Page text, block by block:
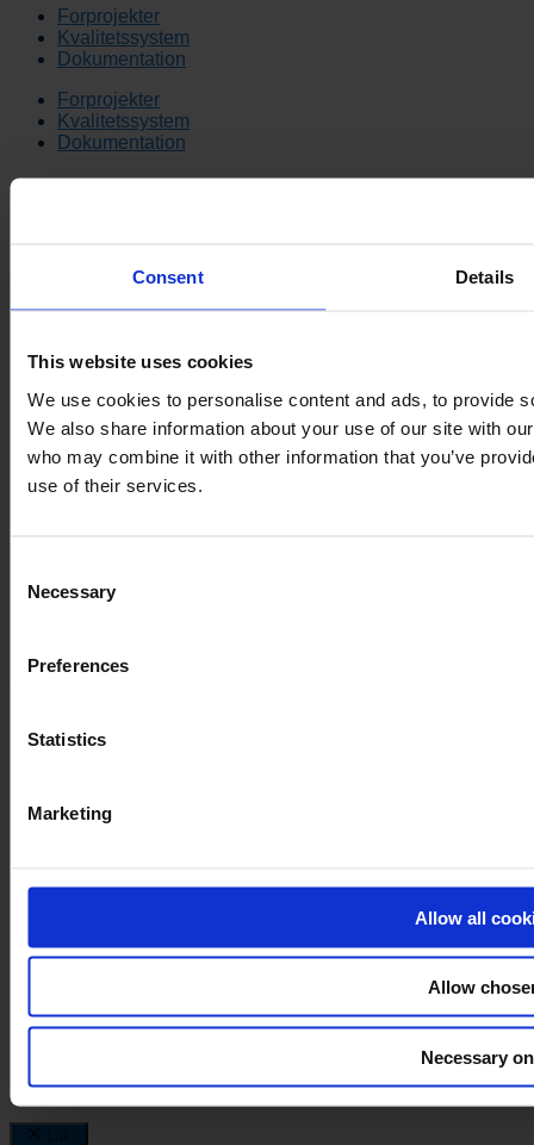
Consent Details
This website uses cookies
We use cookies to personalise content and ads, to provide
We also share information about your use of our site with
who may combine it with other information that you’ve
use of their services.
Selection
Necessary
Preferences
Statistics
Marketing
Allow all
Allow
Necessary
Forprojekter
Kvalitetssystem
Dokumentation
Forprojekter
Kvalitetssystem
Dokumentation
Om os
Historie
ESG
Information
CVR-nr.: 20 04 38 30
Følg os
Indkøbsbetingelser
Cookieindstillinger